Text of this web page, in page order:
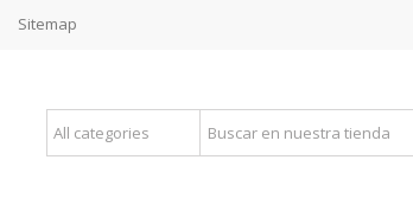
Sitemap